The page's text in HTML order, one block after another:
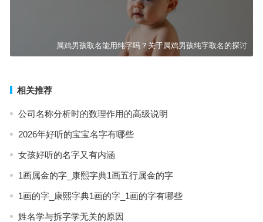
属鸡男孩取名能用纯字吗？关于属鸡男孩纯字取名的探讨
相关推荐
公司名称分析时的数理作用的高级说明
2026年好听的宝宝名字有哪些
女孩好听的名字又有内涵
1画属金的字_康熙字典1画五行属金的字
1画的字_康熙字典1画的字_1画的字有哪些
姓名学与拆字学无关的原因